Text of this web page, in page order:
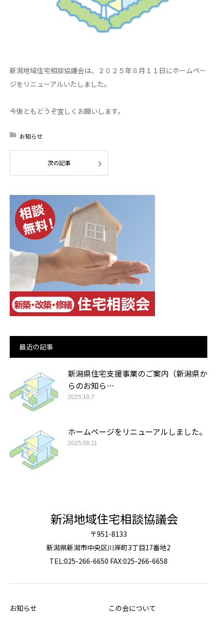
新潟地域住宅相談協議会は、２０２５年８月１１日にホームペー
ジをリニューアルいたしました。
今後ともどうぞ宜しくお願いします。
お知らせ
次の記事
最近の記事
新潟県住宅支援事業のご案内（新潟県か
らのお知ら…
2025.10.7
ホームページをリニューアルしました。
2025.08.11
新潟地域住宅相談協議会
〒951-8133
新潟県新潟市中央区川岸町3丁目17番地2
TEL:025-266-6650 FAX:025-266-6658
お知らせ この会について